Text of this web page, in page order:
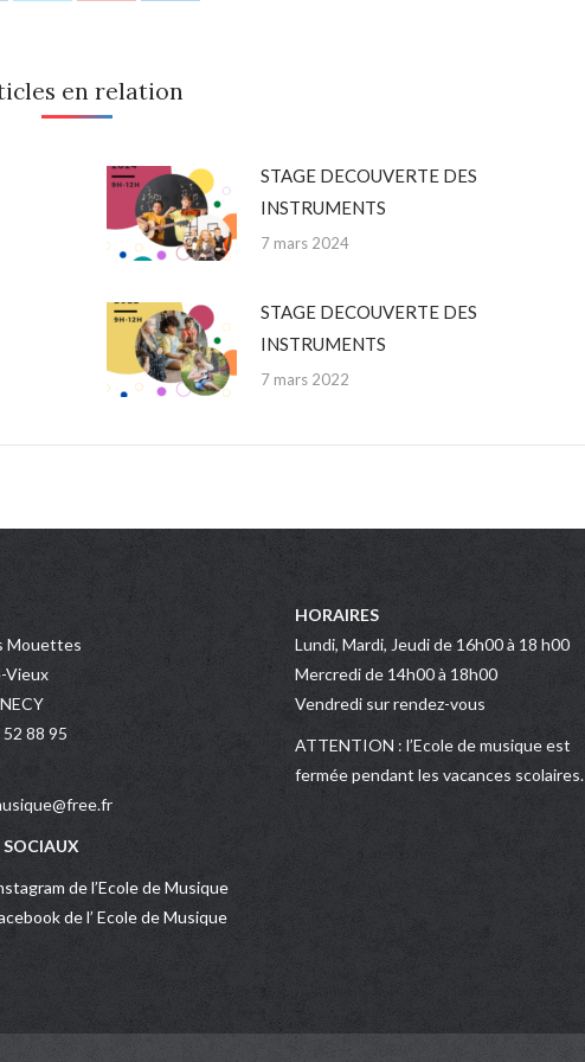
en relation
STAGE DECOUVERTE DES
INSTRUMENTS
7 mars 2024
STAGE DECOUVERTE DES
INSTRUMENTS
7 mars 2022
Mouettes
Vieux
88 95
SOCIAUX
de l’Ecole de Musique
de l’ Ecole de Musique
HORAIRES
Lundi, Mardi, Jeudi de 16h00 à 18 h00
Mercredi de 14h00 à 18h00
Vendredi sur rendez-vous
ATTENTION : l’Ecole de musique est
fermée pendant les vacances scolaires.